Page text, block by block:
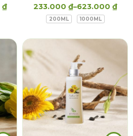
₫
233.000 ₫–623.000 ₫
200ML 1000ML